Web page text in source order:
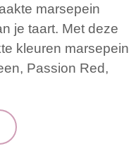
marsepein
je taart. Met deze
kleuren marsepein
Passion Red,